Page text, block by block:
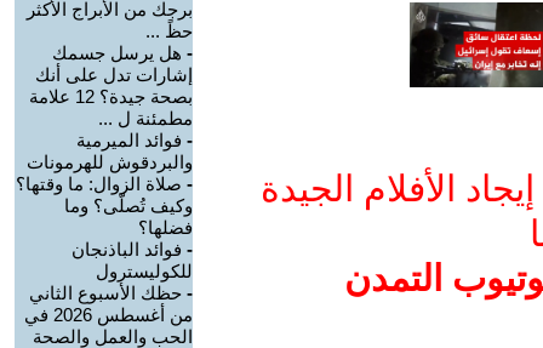
الأفلام الجيدة
التمدن
برجك من الأبراج الأكثر
حظً ...
- هل يرسل جسمك
إشارات تدل على أنك
بصحة جيدة؟ 12 علامة
مطمئنة ل ...
- فوائد الميرمية
والبردقوش للهرمونات
- صلاة الزوال: ما وقتها؟
وكيف تُصلّى؟ وما
فضلها؟
- فوائد الباذنجان
للكوليسترول
- حظك الأسبوع الثاني
من أغسطس 2026 في
الحب والعمل والصحة